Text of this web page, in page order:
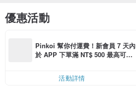
優惠活動
Pinkoi 幫你付運費！新會員 7 天內
於 APP 下單滿 NT$ 500 最高可折
活動詳情